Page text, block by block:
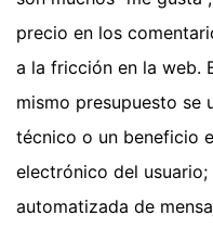
precio en los
a la fricción en la web.
mismo presupuesto se
técnico o un beneficio
electrónico del
automatizada de